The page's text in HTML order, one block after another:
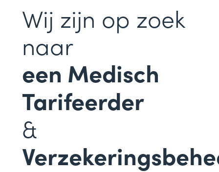
Wij zijn op zoek
naar
een Medisch
Tarifeerder
&